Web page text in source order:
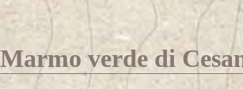
Marmo verde di